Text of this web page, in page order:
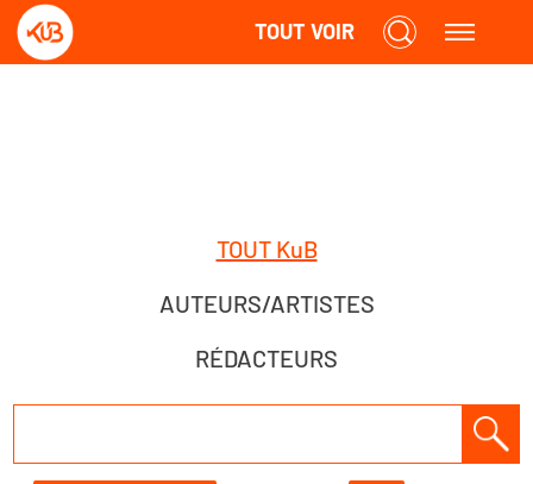
TOUT VOIR
TOUT KuB
AUTEURS/ARTISTES
RÉDACTEURS